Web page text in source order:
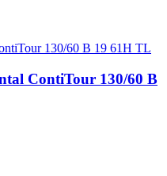
ContiTour 130/60 B